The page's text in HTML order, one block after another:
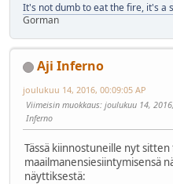
It's not dumb to eat the fire, it's a
Gorman
Aji Inferno
joulukuu 14, 2016, 00:09:05 AP
Viimeisin muokkaus: joulukuu 14,
Inferno
Tässä kiinnostuneille nyt
maailmanensiesiintymisensä
näyttiksestä: